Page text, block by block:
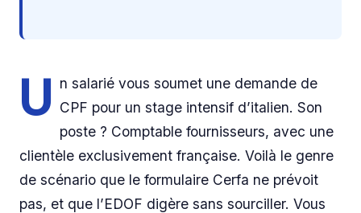
U n salarié vous soumet une demande de
CPF pour un stage intensif d’italien. Son
poste ? Comptable fournisseurs, avec une
clientèle exclusivement française. Voilà le genre
de scénario que le formulaire Cerfa ne prévoit
pas, et que l’EDOF digère sans sourciller. Vous